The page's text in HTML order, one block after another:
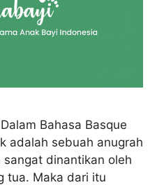
Bahasa Basque
adalah sebuah anugrah
dinantikan oleh
tua. Maka dari itu